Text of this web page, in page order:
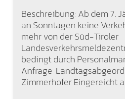
Beschreibung: Ab dem 7.
an Sonntagen keine
mehr von der Süd-Tiroler
bedingt durch
Anfrage:
Zimmerhofer Eingereicht